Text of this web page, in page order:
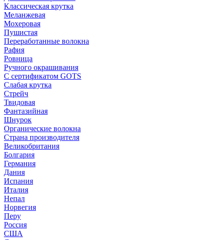
Классическая крутка
Меланжевая
Мохеровая
Пушистая
Переработанные волокна
Рафия
Ровница
Ручного окрашивания
С сертификатом GOTS
Слабая крутка
Стрейч
Твидовая
Фантазийная
Шнурок
Органические волокна
Страна производителя
Великобритания
Болгария
Германия
Дания
Испания
Италия
Непал
Норвегия
Перу
Россия
США